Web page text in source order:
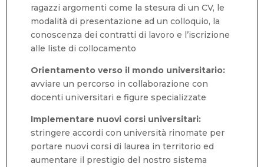
ragazzi argomenti come la stesura di un CV, le
modalità di presentazione ad un colloquio, la
conoscenza dei contratti di lavoro e l’iscrizione
alle liste di collocamento
Orientamento verso il mondo universitario:
avviare un percorso in collaborazione con
docenti universitari e figure specializzate
Implementare nuovi corsi universitari:
stringere accordi con università rinomate per
portare nuovi corsi di laurea in territorio ed
aumentare il prestigio del nostro sistema